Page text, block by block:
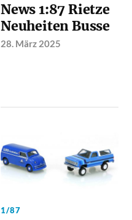
News 1:87 Rietze
Neuheiten Busse
28. März 2025
1/87